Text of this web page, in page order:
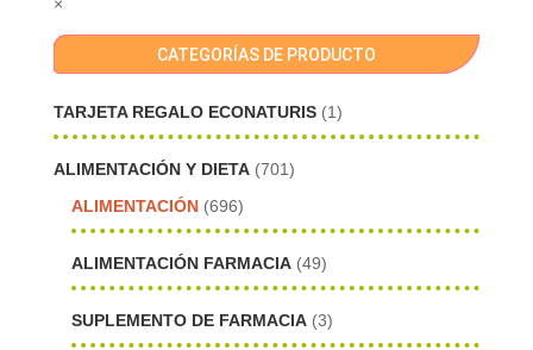
CATEGORÍAS DE PRODUCTO
TARJETA REGALO ECONATURIS (1)
ALIMENTACIÓN Y DIETA (701)
ALIMENTACIÓN (696)
ALIMENTACIÓN FARMACIA (49)
SUPLEMENTO DE FARMACIA (3)